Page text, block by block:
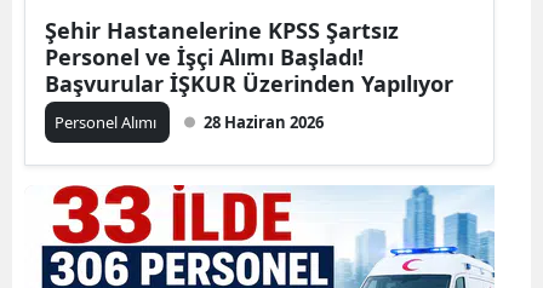
Şehir Hastanelerine KPSS Şartsız
Personel ve İşçi Alımı Başladı!
Başvurular İŞKUR Üzerinden Yapılıyor
Personel Alımı 28 Haziran 2026